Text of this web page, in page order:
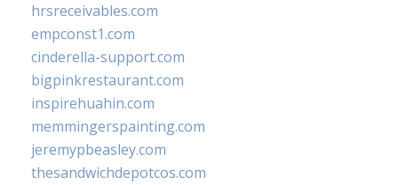
hrsreceivables.com
empconst1.com
cinderella-support.com
bigpinkrestaurant.com
inspirehuahin.com
memmingerspainting.com
jeremypbeasley.com
thesandwichdepotcos.com